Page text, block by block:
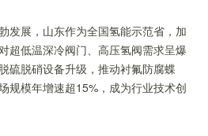
发展，山东作为全国氢能示范省，加
超低温深冷阀门、高压氢阀需求呈爆
硫脱硝设备升级，推动衬氟防腐蝶
规模年增速超15%，成为行业技术创